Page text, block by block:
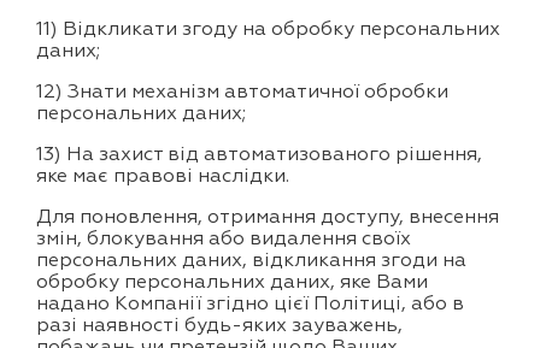
11) Відкликати згоду на обробку персональних
даних;
12) Знати механізм автоматичної обробки
персональних даних;
13) На захист від автоматизованого рішення,
яке має правові наслідки.
Для поновлення, отримання доступу, внесення
змін, блокування або видалення своїх
персональних даних, відкликання згоди на
обробку персональних даних, яке Вами
надано Компанії згідно цієї Політиці, або в
разі наявності будь-яких зауважень,